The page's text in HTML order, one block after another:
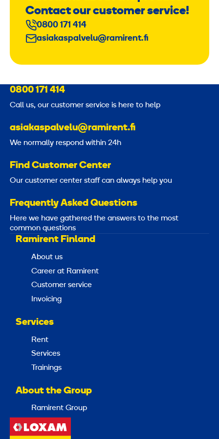
Contact our customer service!
0800 171 414
asiakaspalvelu@ramirent.fi
0800 171 414
Call us, our customer service is here to help
asiakaspalvelu@ramirent.fi
We normally respond within 24h
Find Customer Center
Our customer center staff can always help you
Frequently Asked Questions
Here we have gathered the answers to the most
common questions
Ramirent Finland
About us
Career at Ramirent
Customer service
Invoicing
Services
Rent
Services
Trainings
About the Group
Ramirent Group